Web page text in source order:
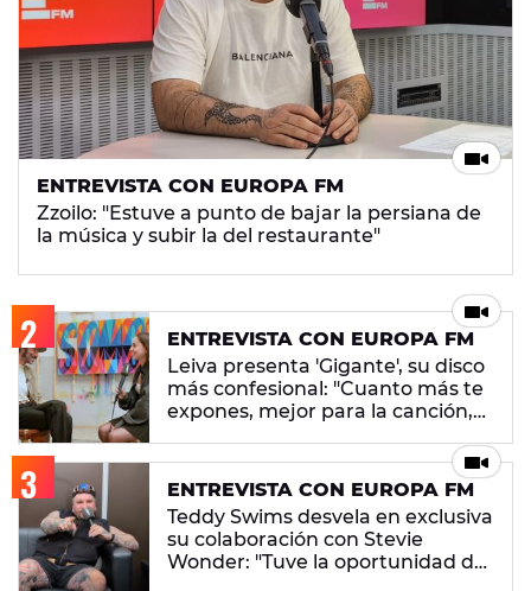
ENTREVISTA CON EUROPA FM
Zzoilo: "Estuve a punto de bajar la persiana de
la música y subir la del restaurante"
ENTREVISTA CON EUROPA FM
Leiva presenta 'Gigante', su disco
más confesional: "Cuanto más te
expones, mejor para la canción,
ENTREVISTA CON EUROPA FM
Teddy Swims desvela en exclusiva
su colaboración con Stevie
Wonder: "Tuve la oportunidad de